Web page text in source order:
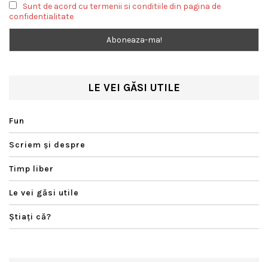
Sunt de acord cu termenii si conditiile din pagina de
confidentialitate
LE VEI GĂSI UTILE
Fun
Scriem şi despre
Timp liber
Le vei găsi utile
Ştiaţi că?